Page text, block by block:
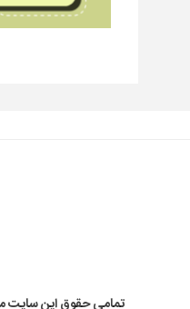
تمامی حقوق این سایت متعلق